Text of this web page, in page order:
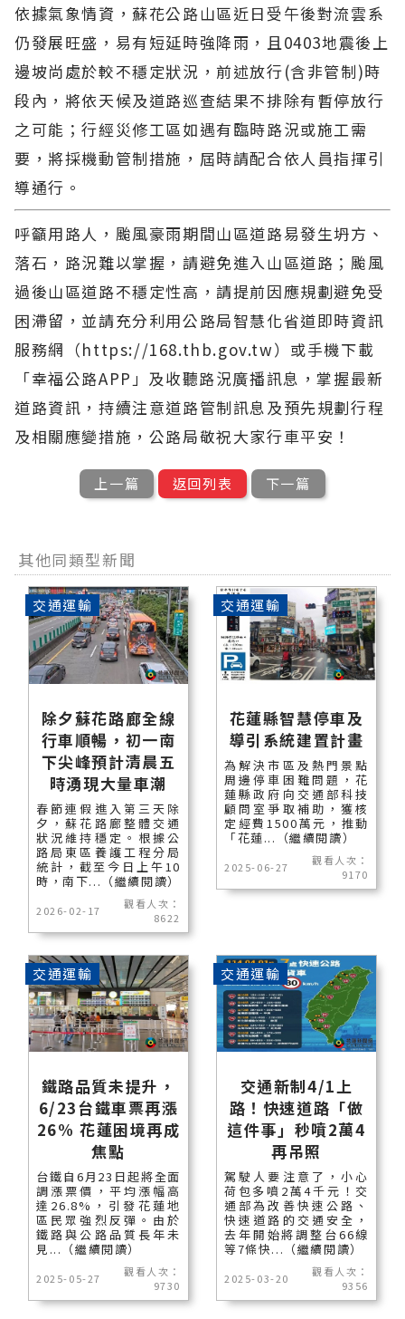
依據氣象情資，蘇花公路山區近日受午後對流雲系
仍發展旺盛，易有短延時強降雨，且0403地震後上
邊坡尚處於較不穩定狀況，前述放行(含非管制)時
段內，將依天候及道路巡查結果不排除有暫停放行
之可能；行經災修工區如遇有臨時路況或施工需
要，將採機動管制措施，屆時請配合依人員指揮引
導通行。
呼籲用路人，颱風豪雨期間山區道路易發生坍方、
落石，路況難以掌握，請避免進入山區道路；颱風
過後山區道路不穩定性高，請提前因應規劃避免受
困滯留，並請充分利用公路局智慧化省道即時資訊
服務網（https://168.thb.gov.tw）或手機下載
「幸福公路APP」及收聽路況廣播訊息，掌握最新
道路資訊，持續注意道路管制訊息及預先規劃行程
及相關應變措施，公路局敬祝大家行車平安！
上一篇 返回列表 下一篇
其他同類型新聞
除夕蘇花路廊全線
行車順暢，初一南
下尖峰預計清晨五
時湧現大量車潮
春節連假進入第三天除
夕，蘇花路廊整體交通
狀況維持穩定。根據公
路局東區養護工程分局
統計，截至今日上午10
時，南下...（繼續閱讀）
2026-02-17
觀看人次：
8622
交通運輸
花蓮縣智慧停車及
導引系統建置計畫
為解決市區及熱門景點
周邊停車困難問題，花
蓮縣政府向交通部科技
顧問室爭取補助，獲核
定經費1500萬元，推動
「花蓮...（繼續閱讀）
2025-06-27
觀看人次：
9170
交通運輸
鐵路品質未提升，
6/23台鐵車票再漲
26% 花蓮困境再成
焦點
台鐵自6月23日起將全面
調漲票價，平均漲幅高
達26.8%，引發花蓮地
區民眾強烈反彈。由於
鐵路與公路品質長年未
見...（繼續閱讀）
2025-05-27
觀看人次：
9730
交通運輸
交通新制4/1上
路！快速道路「做
這件事」秒噴2萬4
再吊照
駕駛人要注意了，小心
荷包多噴2萬4千元！交
通部為改善快速公路、
快速道路的交通安全，
去年開始將調整台66線
等7條快...（繼續閱讀）
2025-03-20
觀看人次：
9356
交通運輸